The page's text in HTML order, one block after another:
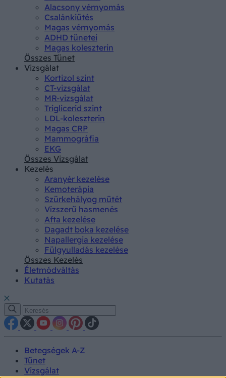
Alacsony vérnyomás
Csalánkiütés
Magas vérnyomás
ADHD tünetei
Magas koleszterin
Összes Tünet
Vizsgálat
Kortizol szint
CT-vizsgálat
MR-vizsgálat
Triglicerid szint
LDL-koleszterin
Magas CRP
Mammográfia
EKG
Összes Vizsgálat
Kezelés
Aranyér kezelése
Kemoterápia
Szürkehályog műtét
Vízszerű hasmenés
Afta kezelése
Dagadt boka kezelése
Napallergia kezelése
Fülgyulladás kezelése
Összes Kezelés
Életmódváltás
Kutatás
Betegségek A-Z
Tünet
Vizsgálat